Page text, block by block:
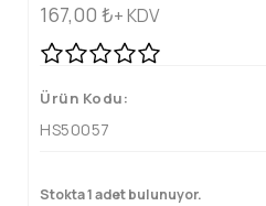
167,00 ₺+ KDV
Ürün Kodu:
HS50057
Stokta 1 adet bulunuyor.